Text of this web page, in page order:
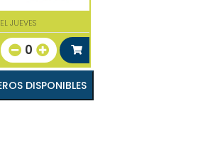
JUEVES
0
LOS NÚMEROS DISPONIBLES